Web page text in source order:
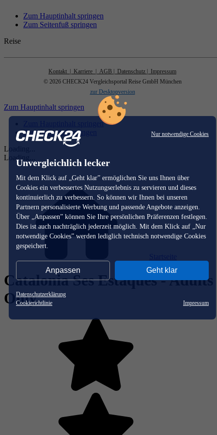
Nur notwendige Cookies
Unvergleichlich lecker
Mit dem Klick auf „Geht klar” ermöglichen Sie uns Ihnen über
Cookies ein verbessertes Nutzungserlebnis zu servieren und dieses
kontinuierlich zu verbessern. So können wir Ihnen bei unseren
Partnern personalisierte Werbung und passende Angebote anzeigen.
Über „Anpassen” können Sie Ihre persönlichen Präferenzen festlegen.
Dies ist auch nachträglich jederzeit möglich. Mit dem Klick auf „Nur
notwendige Cookies” werden lediglich technisch notwendige Cookies
gespeichert.
Anpassen Geht klar
Datenschutzerklärung
Cookierichtlinie
Impressum
Zum Hauptinhalt springen
Zum Seitenfuß springen
Reise
Kontakt | Karriere | AGB | Datenschutz
| Impressum
© 2026 CHECK24 Vergleichsportal Reise GmbH München
zur Desktopversion
Zum Hauptinhalt springen
Zum Hauptinhalt springen
Zum Seitenfuß springen
Loading...
Loading...
Catalonia Ses Estaques - Adults
Only